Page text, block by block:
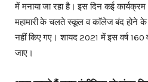
में मनाया जा रहा है। इस दिन कई
महामारी के चलते स्कूल व काॅलेज बंद होने के
नहीं किए गए। शायद 2021 में इस वर्ष 160
जाए।